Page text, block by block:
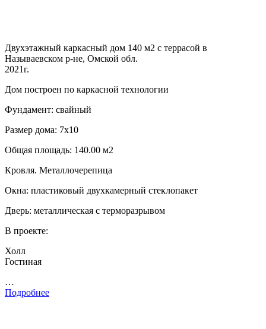
Двухэтажный каркасный дом 140 м2 с террасой в
Называевском р-не, Омской обл.
2021г.
Дом построен по каркасной технологии
Фундамент: свайный
Размер дома: 7х10
Общая площадь: 140.00 м2
Кровля. Металлочерепица
Окна: пластиковый двухкамерный стеклопакет
Дверь: металлическая с терморазрывом
В проекте:
Холл
Гостиная
…
Подробнее